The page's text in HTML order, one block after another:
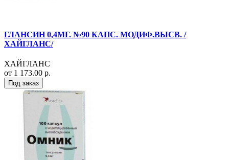
ГЛАНСИН 0,4МГ. №90 КАПС. МОДИФ.ВЫСВ. /
ХАЙГЛАНС/
ХАЙГЛАНС
от 1 173.00 р.
Под заказ